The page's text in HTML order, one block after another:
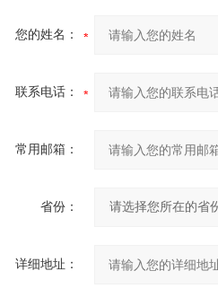
您的姓名：
联系电话：
常用邮箱：
省份：
详细地址：